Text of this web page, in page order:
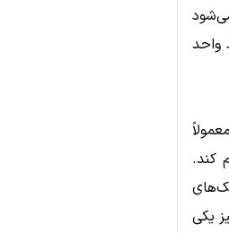
واحد
کند.
یکی